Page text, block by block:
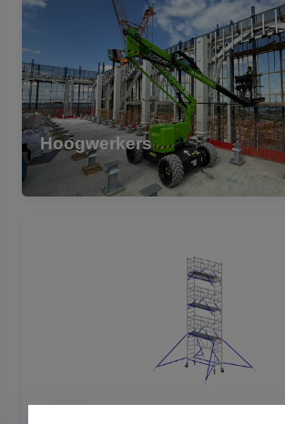
Hoogwerkers